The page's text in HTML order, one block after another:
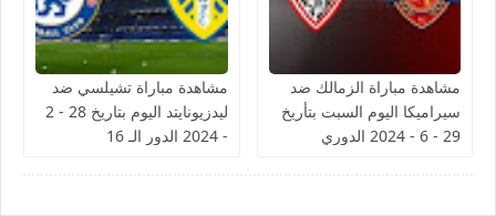
مشاهدة مباراة الزمالك ضد
سيراميكا اليوم السبت بتأريخ
29 - 6 - 2024 الدوري
مشاهدة مباراة تشيلسي ضد
ليدزيونايتد اليوم بتاريخ 28 - 2
- 2024 الدور الـ 16